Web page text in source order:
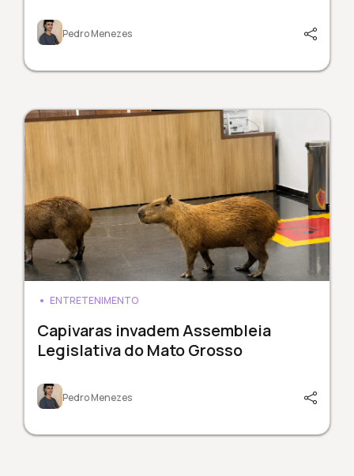
Pedro Menezes
ENTRETENIMENTO
Capivaras invadem Assembleia
Legislativa do Mato Grosso
Pedro Menezes